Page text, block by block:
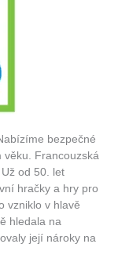
bezpečné
věku. Francouzská
od 50. let
hračky a hry pro
vzniklo v hlavě
hledala na
její nároky na